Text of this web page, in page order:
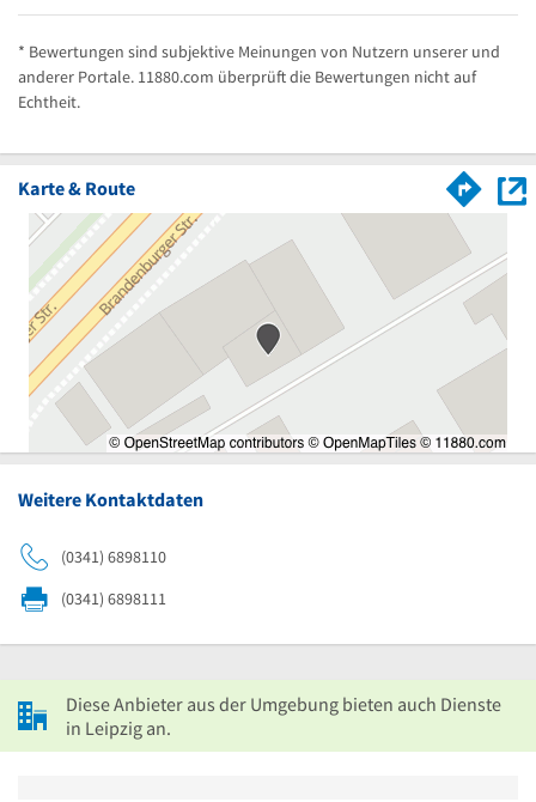
* Bewertungen sind subjektive Meinungen von Nutzern unserer und
anderer Portale. 11880.com überprüft die Bewertungen nicht auf
Echtheit.
Karte & Route
Weitere Kontaktdaten
(0341) 6898110
(0341) 6898111
Diese Anbieter aus der Umgebung bieten auch Dienste
in Leipzig an.